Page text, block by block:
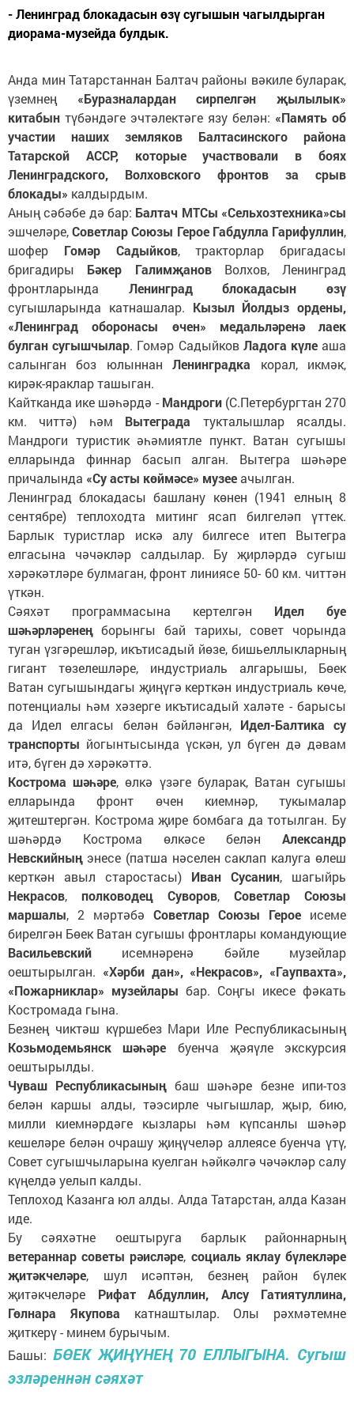
- Ленинград блокадасын өзү сугышын чагылдырган
диорама-музейда булдык.
Анда мин Татарстаннан Балтач районы вәкиле буларак,
үземнең «Буразналардан сирпелгән җылылык»
китабын түбәндәге эчтәлектәге язу белән: «Память об
участии наших земляков Балтасинского района
Татарской АССР, которые участвовали в боях
Ленинградского, Волховского фронтов за срыв
блокады» калдырдым.
Аның сәбәбе дә бар: Балтач МТСы «Сельхозтехника»сы
эшчеләре,Советлар Союзы Герое Габдулла Гарифуллин,
шофер Гомәр Садыйков, тракторлар бригадасы
бригадиры Бәкер ГалимҗановВолхов, Ленинград
фронтларында Ленинград блокадасын өзү
сугышларында катнашалар. Кызыл Йолдыз ордены,
«Ленинград оборонасы өчен» медальләренә лаек
булган сугышчылар. Гомәр Садыйков Ладога күлеаша
салынган боз юлыннанЛенинградка корал, икмәк,
кирәк-яраклар ташыган.
Кайтканда ике шәһәрдә - Мандроги(С.Петербургтан 270
км. читтә) һәм Вытеграда тукталышлар ясалды.
Мандроги туристик әһәмиятле пункт. Ватан сугышы
елларында финнар басып алган. Вытегра шәһәре
причалында «Су асты көймәсе» музееачылган.
Ленинград блокадасы башлану көнен (1941 елның 8
сентябре) теплоходта митинг ясап билгеләп үттек.
Барлык туристлар искә алу билгесе итеп Вытегра
елгасына чәчәкләр салдылар. Бу җирләрдә сугыш
хәрәкәтләре булмаган, фронт линиясе 50- 60 км. читтән
үткән.
Сәяхәт программасына кертелгән Идел буе
шәһәрләренеңборынгы бай тарихы, совет чорында
туган үзгәрешләр, икътисадый йөзе, бишьеллыкларның
гигант төзелешләре, индустриаль алгарышы, Бөек
Ватан сугышындагы җиңүгә керткән индустриаль көче,
потенциалы һәм хәзерге икътисадый халәте - барысы
да Идел елгасы белән бәйләнгән, Идел-Балтика су
транспорты йогынтысында үскән, ул бүген дә дәвам
итә, бүген дә хәрәкәттә.
Кострома шәһәре, өлкә үзәге буларак, Ватан сугышы
елларында фронт өчен киемнәр, тукымалар
җитештергән. Кострома җире бомбага да тотылган. Бу
шәһәрдә Кострома өлкәсе белән Александр
Невскийныңэнесе (патша нәселен саклап калуга өлеш
керткән авыл старостасы) Иван Сусанин, шагыйрь
Некрасов, полководец Суворов, Советлар Союзы
маршалы, 2 мәртәбә Советлар Союзы Герое исеме
бирелгән Бөек Ватан сугышы фронтлары командующие
Васильевский исемнәренә бәйле музейлар
оештырылган. «Хәрби дан», «Некрасов», «Гаупвахта»,
«Пожарниклар» музейлары бар. Соңгы икесе фәкать
Костромада гына.
Безнең чиктәш күршебез Мари Иле Республикасының
Козьмодемьянск шәһәре буенча җәяүле экскурсия
оештырылды.
Чуваш Республикасыныңбаш шәһәре безне ипи-тоз
белән каршы алды, тәэсирле чыгышлар, җыр, бию,
милли киемнәрдәге кызлары һәм күпсанлы шәһәр
кешеләре белән очрашу җиңүчеләр аллеясе буенча үтү,
Совет сугышчыларына куелган һәйкәлгә чәчәкләр салу
күңелдә уелып калды.
Теплоход Казанга юл алды. Алда Татарстан, алда Казан
иде.
Бу сәяхәтне оештыруга барлык районнарның
ветераннар советы рәисләре, социаль яклау бүлекләре
җитәкчеләре, шул исәптән, безнең район бүлек
җитәкчеләре Рифат Абдуллин, Алсу Гатиятуллина,
Гөлнара Якупова катнаштылар. Олы рәхмәтемне
җиткерү - минем бурычым.
Башы: БӨЕК ҖИҢҮНЕҢ 70 ЕЛЛЫГЫНА. Сугыш
эзләреннән сәяхәт